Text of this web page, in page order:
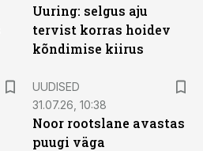
Uuring: selgus aju
tervist korras hoidev
kõndimise kiirus
UUDISED
31.07.26, 10:38
Noor rootslane avastas
puugi väga